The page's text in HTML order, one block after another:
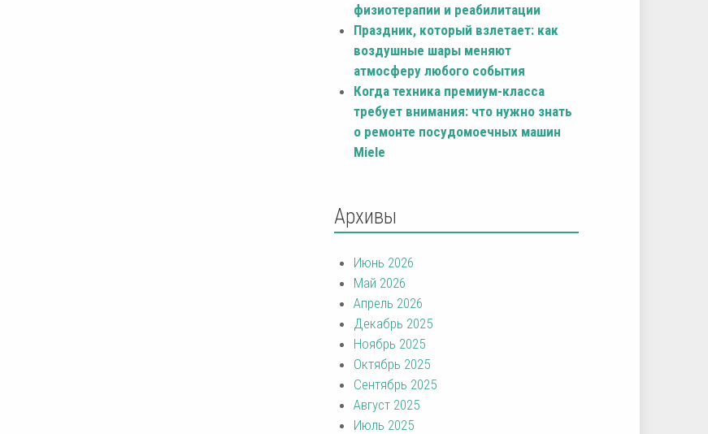
физиотерапии и реабилитации
Праздник, который взлетает: как
воздушные шары меняют
атмосферу любого события
Когда техника премиум-класса
требует внимания: что нужно знать
о ремонте посудомоечных машин
Miele
Архивы
Июнь 2026
Май 2026
Апрель 2026
Декабрь 2025
Ноябрь 2025
Октябрь 2025
Сентябрь 2025
Август 2025
Июль 2025